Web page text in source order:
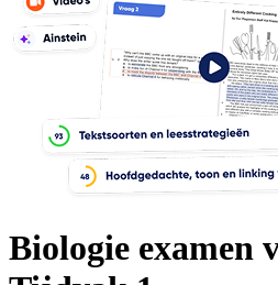
Biologie examen